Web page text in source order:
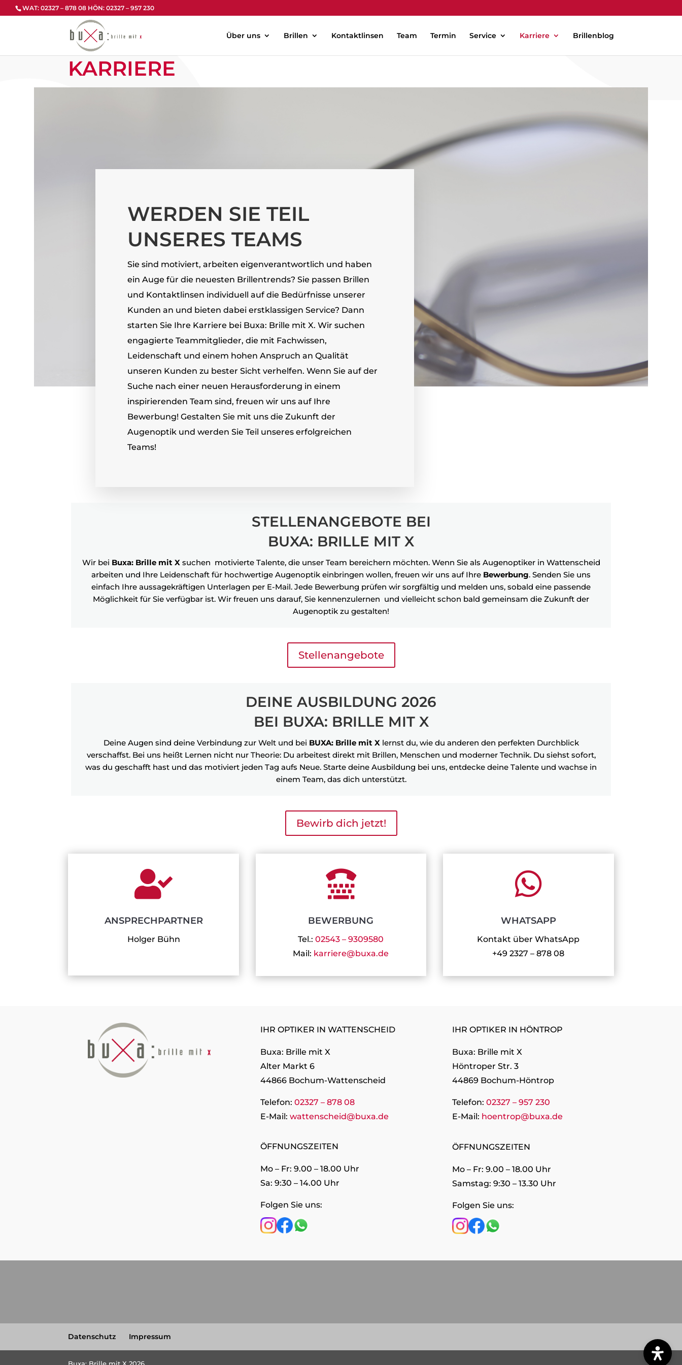
Zum
Inhalt
WAT: 02327 – 878 08 HÖN: 02327 – 957 230
Über uns Brillen Kontaktlinsen Team Termin Service Karriere Brillenblog
KARRIERE
WERDEN SIE TEIL
UNSERES TEAMS
Sie sind motiviert, arbeiten eigenverantwortlich und haben
ein Auge für die neuesten Brillentrends? Sie passen Brillen
und Kontaktlinsen individuell auf die Bedürfnisse unserer
Kunden an und bieten dabei erstklassigen Service? Dann
starten Sie Ihre Karriere bei Buxa: Brille mit X. Wir suchen
engagierte Teammitglieder, die mit Fachwissen,
Leidenschaft und einem hohen Anspruch an Qualität
unseren Kunden zu bester Sicht verhelfen. Wenn Sie auf der
Suche nach einer neuen Herausforderung in einem
inspirierenden Team sind, freuen wir uns auf Ihre
Bewerbung! Gestalten Sie mit uns die Zukunft der
Augenoptik und werden Sie Teil unseres erfolgreichen
Teams!
STELLENANGEBOTE BEI
BUXA: BRILLE MIT X
Wir bei Buxa: Brille mit Xsuchen motivierte Talente, die unser Team bereichern möchten. Wenn Sie als Augenoptiker in Wattenscheid
arbeiten und Ihre Leidenschaft für hochwertige Augenoptik einbringen wollen, freuen wir uns auf Ihre Bewerbung. Senden Sie uns
einfach Ihre aussagekräftigen Unterlagen per E-Mail. Jede Bewerbung prüfen wir sorgfältig und melden uns, sobald eine passende
Möglichkeit für Sie verfügbar ist. Wir freuen uns darauf, Sie kennenzulernen und vielleicht schon bald gemeinsam die Zukunft der
Augenoptik zu gestalten!
Stellenangebote
DEINE AUSBILDUNG 2026
BEI BUXA: BRILLE MIT X
Deine Augen sind deine Verbindung zur Welt und bei BUXA: Brille mit Xlernst du, wie du anderen den perfekten Durchblick
verschaffst. Bei uns heißt Lernen nicht nur Theorie: Du arbeitest direkt mit Brillen, Menschen und moderner Technik. Du siehst sofort,
was du geschafft hast und das motiviert jeden Tag aufs Neue. Starte deine Ausbildung bei uns, entdecke deine Talente und wachse in
einem Team, das dich unterstützt.
Bewirb dich jetzt!

ANSPRECHPARTNER
Holger Bühn

BEWERBUNG
Tel.:02543 – 9309580
Mail: karriere@buxa.de

WHATSAPP
Kontakt über WhatsApp
+492327 – 878 08
IHR OPTIKER IN WATTENSCHEID
Buxa: Brille mit X
Alter Markt 6
44866 Bochum-Wattenscheid
Telefon: 02327 – 878 08
E-Mail: wattenscheid@buxa.de
ÖFFNUNGSZEITEN
Mo – Fr: 9.00 – 18.00 Uhr
Sa: 9:30 – 14.00 Uhr
Folgen Sie uns:
IHR OPTIKER IN HÖNTROP
Buxa: Brille mit X
Höntroper Str. 3
44869 Bochum-Höntrop
Telefon: 02327 – 957 230
E-Mail: hoentrop@buxa.de
ÖFFNUNGSZEITEN
Mo – Fr: 9.00 – 18.00 Uhr
Samstag: 9:30 – 13.30 Uhr
Folgen Sie uns:
Datenschutz Impressum